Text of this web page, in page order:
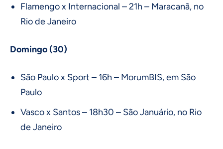
Flamengo x Internacional – 21h – Maracanã, no
Rio de Janeiro
Domingo (30)
São Paulo x Sport – 16h – MorumBIS, em São
Paulo
Vasco x Santos – 18h30 – São Januário, no Rio
de Janeiro